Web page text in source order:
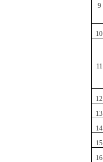
9
10
11
12
13
14
15
16